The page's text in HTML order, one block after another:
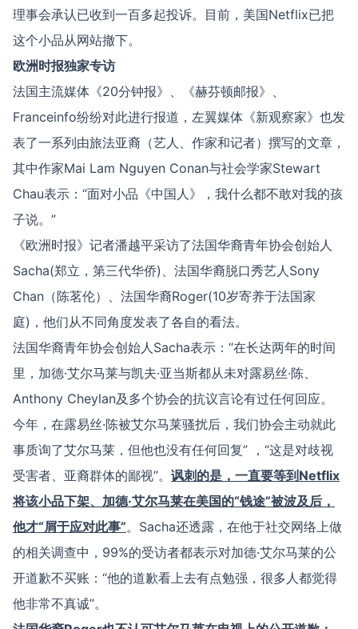
理事会承认已收到一百多起投诉。目前，美国Netflix已把
这个小品从网站撤下。
欧洲时报独家专访
法国主流媒体《20分钟报》、《赫芬顿邮报》、
Franceinfo纷纷对此进行报道，左翼媒体《新观察家》也发
表了一系列由旅法亚裔（艺人、作家和记者）撰写的文章，
其中作家Mai Lam Nguyen Conan与社会学家Stewart
Chau表示：“面对小品《中国人》，我什么都不敢对我的孩
子说。”
《欧洲时报》记者潘越平采访了法国华裔青年协会创始人
Sacha(郑立，第三代华侨)、法国华裔脱口秀艺人Sony
Chan（陈茗伦）、法国华裔Roger(10岁寄养于法国家
庭)，他们从不同角度发表了各自的看法。
法国华裔青年协会创始人Sacha表示：“在长达两年的时间
里，加德·艾尔马莱与凯夫·亚当斯都从未对露易丝·陈、
Anthony Cheylan及多个协会的抗议言论有过任何回应。
今年，在露易丝·陈被艾尔马莱骚扰后，我们协会主动就此
事质询了艾尔马莱，但他也没有任何回复” ，“这是对歧视
受害者、亚裔群体的鄙视”。 讽刺的是，一直要等到 Netflix
将该小品下架、加德·艾尔马莱在美国的“钱途”被波及后，
他才“屑于应对此事”。Sacha还透露，在他于社交网络上做
的相关调查中，99%的受访者都表示对加德·艾尔马莱的公
开道歉不买账：“他的道歉看上去有点勉强，很多人都觉得
他非常不真诚”。